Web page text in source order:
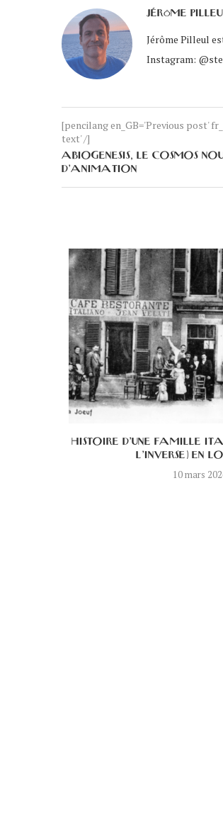
JÉRÔME
Jérôme Pilleul
Instagram:
[pencilang en_GB='Previous post'
text' /]
ABIOGENESIS, LE COSMOS
D’ANIMATION
HISTOIRE D’UNE FAMILLE
L’INVERSE) EN
10 mars